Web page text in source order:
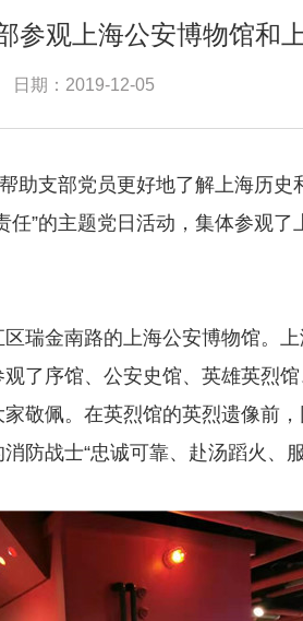
参观上海公安博物馆和
日期：2019-12-05
助支部党员更好地了解上海历
”的主题党日活动，集体参观
瑞金南路的上海公安博物馆。
了序馆、公安史馆、英雄英烈
敬佩。在英烈馆的英烈遗像前
防战士“忠诚可靠、赴汤蹈火、服